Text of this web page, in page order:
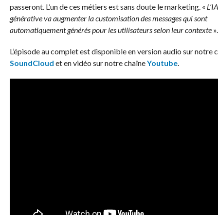
passeront. L’un de ces métiers est sans doute le marketing. « L’IA
générative va augmenter la customisation des messages qui sont
automatiquement générés pour les utilisateurs selon leur contexte».
L’épisode au complet est disponible en version audio sur notre
SoundCloud et en vidéo sur notre chaîneYoutube.